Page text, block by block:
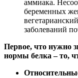
аммиака.
беременных
заболеваний
Первое, что нужно
нормы белка – то,